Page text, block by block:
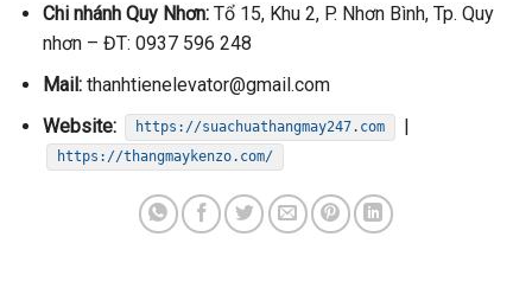
Chi nhánh Quy Nhơn:Tổ 15, Khu 2, P. Nhơn Bình, Tp. Quy
nhơn – ĐT: 0937 596 248
Mail:thanhtienelevator@gmail.com
Website:
https://suachuathangmay247.com |
https://thangmaykenzo.com/